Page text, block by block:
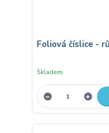
Foliová číslice -
Skladem